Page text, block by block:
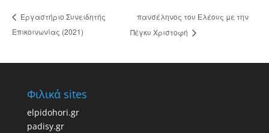
Εργαστήριο Συνειδητής
Επικοινωνίας (2021)
πανσέληνος του Ελέους με την
Πέγκυ Χριστοφή
Φιλικά sites
elpidohori.gr
padisy.gr